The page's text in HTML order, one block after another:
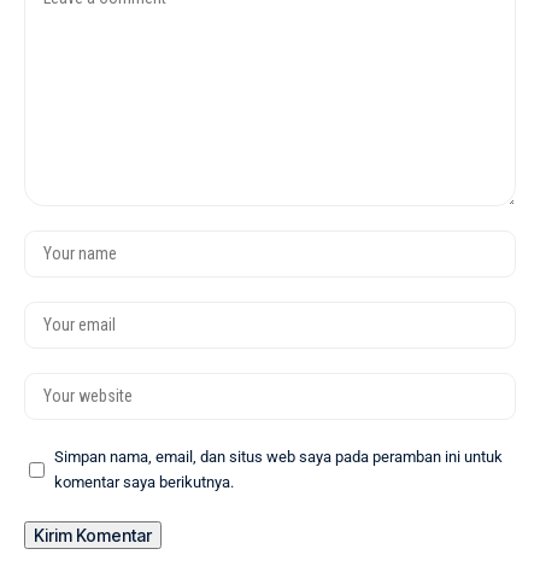
Simpan nama, email, dan situs web saya pada peramban ini untuk
komentar saya berikutnya.